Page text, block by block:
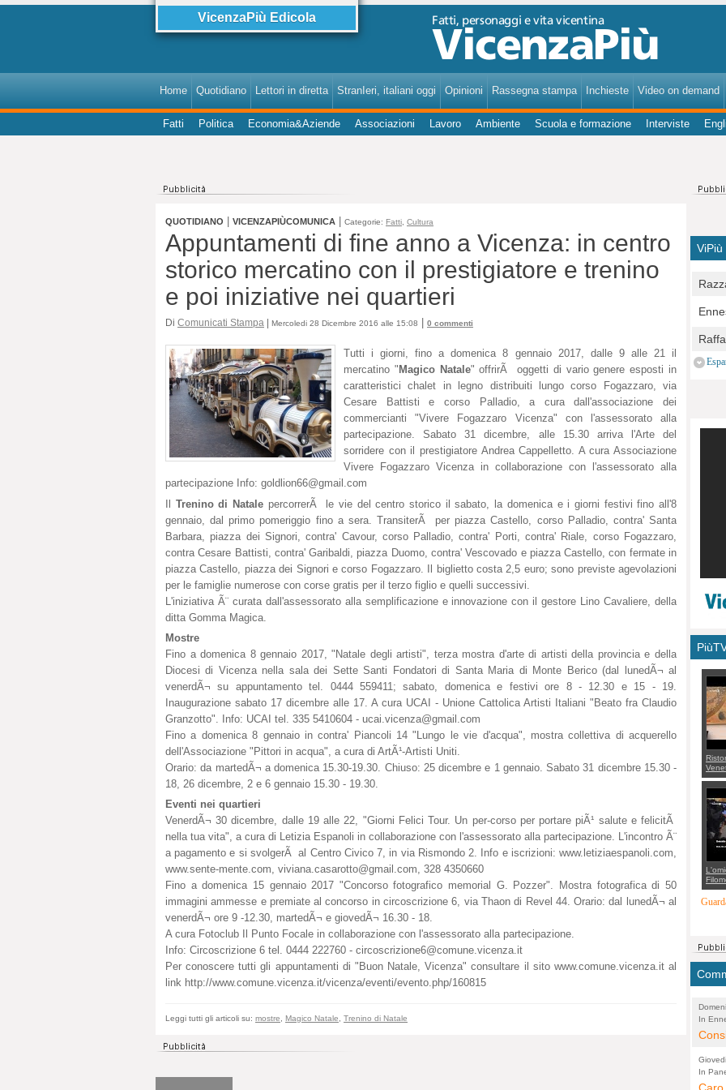
VicenzaPiù Edicola
Home Quotidiano Lettori in diretta StranIeri, italiani oggi Opinioni Rassegna stampa Inchieste Video on demand
Fatti Politica Economia&Aziende Associazioni Lavoro Ambiente Scuola e formazione Interviste
QUOTIDIANO VICENZAPIÙCOMUNICA Categorie: Fatti Cultura
Appuntamenti di fine anno a Vicenza: in centro
storico mercatino con il prestigiatore e trenino
e poi iniziative nei quartieri
Di Comunicati Stampa | Mercoledi 28 Dicembre 2016 alle 15:08 0 commenti
Tutti i giorni, fino a domenica 8 gennaio 2017, dalle 9 alle 21 il
mercatino " Magico Natale" offrirÃ oggetti di vario genere esposti in
caratteristici chalet in legno distribuiti lungo corso Fogazzaro, via
Cesare Battisti e corso Palladio, a cura dall'associazione dei
commercianti "Vivere Fogazzaro Vicenza" con l'assessorato alla
partecipazione. Sabato 31 dicembre, alle 15.30 arriva l'Arte del
sorridere con il prestigiatore Andrea Cappelletto. A cura Associazione
Vivere Fogazzaro Vicenza in collaborazione con l'assessorato alla
partecipazione Info: goldlion66@gmail.com
Il Trenino di Natale percorrerÃ le vie del centro storico il sabato, la domenica e i giorni festivi fino all'8
gennaio, dal primo pomeriggio fino a sera. TransiterÃ per piazza Castello, corso Palladio, contra' Santa
Barbara, piazza dei Signori, contra' Cavour, corso Palladio, contra' Porti, contra' Riale, corso Fogazzaro,
contra Cesare Battisti, contra' Garibaldi, piazza Duomo, contra' Vescovado e piazza Castello, con fermate in
piazza Castello, piazza dei Signori e corso Fogazzaro. Il biglietto costa 2,5 euro; sono previste agevolazioni
per le famiglie numerose con corse gratis per il terzo figlio e quelli successivi.
L'iniziativa Ã¨ curata dall'assessorato alla semplificazione e innovazione con il gestore Lino Cavaliere, della
ditta Gomma Magica.
Mostre
Fino a domenica 8 gennaio 2017, "Natale degli artisti", terza mostra d'arte di artisti della provincia e della
Diocesi di Vicenza nella sala dei Sette Santi Fondatori di Santa Maria di Monte Berico (dal lunedÃ¬ al
venerdÃ¬ su appuntamento tel. 0444 559411; sabato, domenica e festivi ore 8 - 12.30 e 15 - 19.
Inaugurazione sabato 17 dicembre alle 17. A cura UCAI - Unione Cattolica Artisti Italiani "Beato fra Claudio
Granzotto". Info: UCAI tel. 335 5410604 - ucai.vicenza@gmail.com
Fino a domenica 8 gennaio in contra' Piancoli 14 "Lungo le vie d'acqua", mostra collettiva di acquerello
dell'Associazione "Pittori in acqua", a cura di ArtÃ¹-Artisti Uniti.
Orario: da martedÃ¬ a domenica 15.30-19.30. Chiuso: 25 dicembre e 1 gennaio. Sabato 31 dicembre 15.30 -
18, 26 dicembre, 2 e 6 gennaio 15.30 - 19.30.
Eventi nei quartieri
VenerdÃ¬ 30 dicembre, dalle 19 alle 22, "Giorni Felici Tour. Un per-corso per portare piÃ¹ salute e felicitÃ
nella tua vita", a cura di Letizia Espanoli in collaborazione con l'assessorato alla partecipazione. L'incontro Ã¨
a pagamento e si svolgerÃ al Centro Civico 7, in via Rismondo 2. Info e iscrizioni: www.letiziaespanoli.com,
www.sente-mente.com, viviana.casarotto@gmail.com , 328 4350660
Fino a domenica 15 gennaio 2017 "Concorso fotografico memorial G. Pozzer". Mostra fotografica di 50
immagini ammesse e premiate al concorso in circoscrizione 6, via Thaon di Revel 44. Orario: dal lunedÃ¬ al
venerdÃ¬ ore 9 -12.30, martedÃ¬ e giovedÃ¬ 16.30 - 18.
A cura Fotoclub Il Punto Focale in collaborazione con l'assessorato alla partecipazione.
Info: Circoscrizione 6 tel. 0444 222760 - circoscrizione6@comune.vicenza.it
Per conoscere tutti gli appuntamenti di "Buon Natale, Vicenza" consultare il sito www.comune.vicenza.it al
link http://www.comune.vicenza.it/vicenza/eventi/evento.php/160815
Leggi tutti gli articoli su: mostre Magico Natale Trenino di Natale
ViPiù
per
E
con
In
In